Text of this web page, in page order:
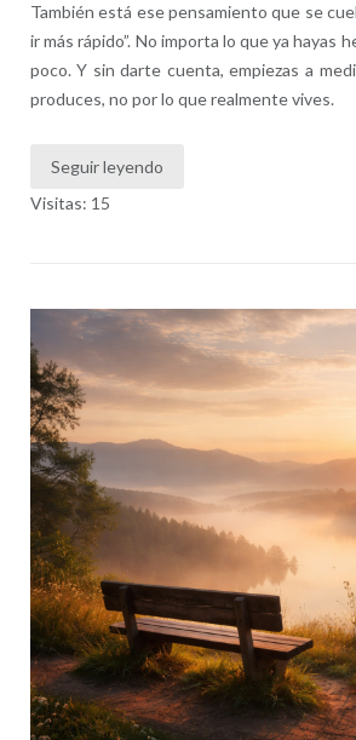
También está ese pensamiento que se
ir más rápido”. No importa lo que ya hayas
poco. Y sin darte cuenta, empiezas a
produces, no por lo que realmente vives.
Seguir leyendo
Visitas: 15